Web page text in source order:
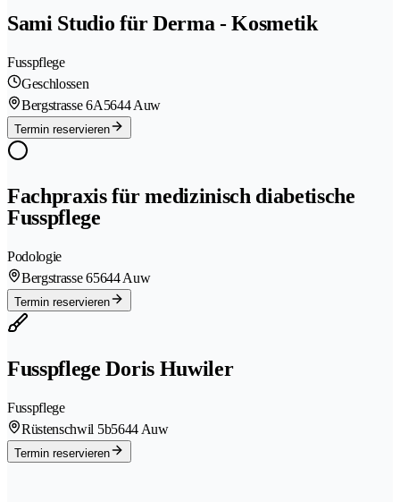
Sami Studio für Derma - Kosmetik
Fusspflege
Geschlossen
Bergstrasse 6A5644 Auw
Termin reservieren
Fachpraxis für medizinisch diabetische
Fusspflege
Podologie
Bergstrasse 65644 Auw
Termin reservieren
Fusspflege Doris Huwiler
Fusspflege
Rüstenschwil 5b5644 Auw
Termin reservieren